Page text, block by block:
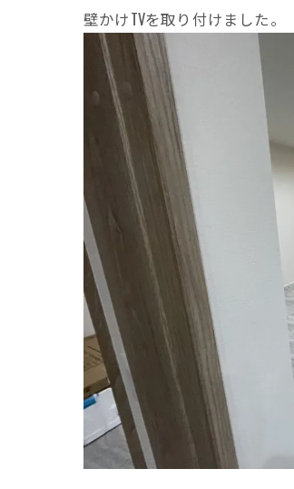
壁かけTVを取り付けました。